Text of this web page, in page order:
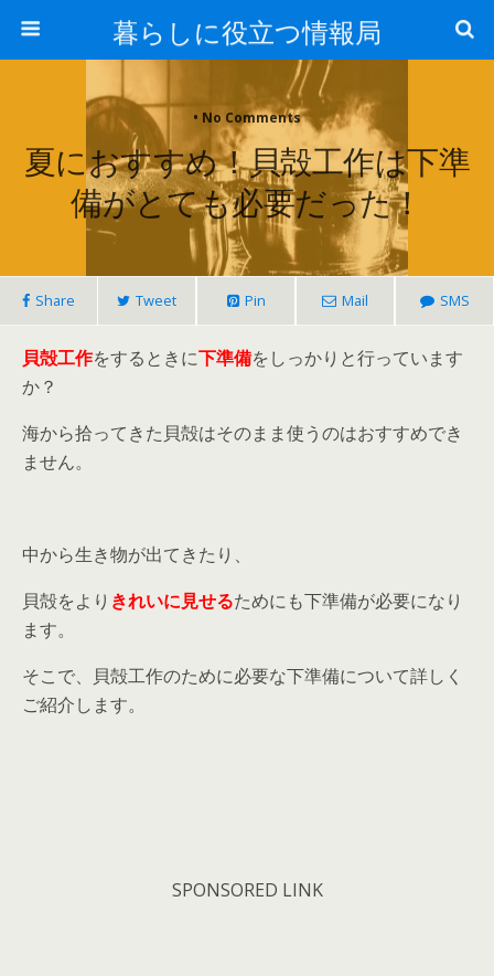
暮らしに役立つ情報局
• No Comments
夏におすすめ！貝殻工作は下準
備がとても必要だった！
Share Tweet Pin Mail SMS
貝殻工作をするときに下準備をしっかりと行っています
か？
海から拾ってきた貝殻はそのまま使うのはおすすめでき
ません。
中から生き物が出てきたり、
貝殻をより きれいに見せるためにも下準備が必要になり
ます。
そこで、貝殻工作のために必要な下準備について詳しく
ご紹介します。
SPONSORED LINK